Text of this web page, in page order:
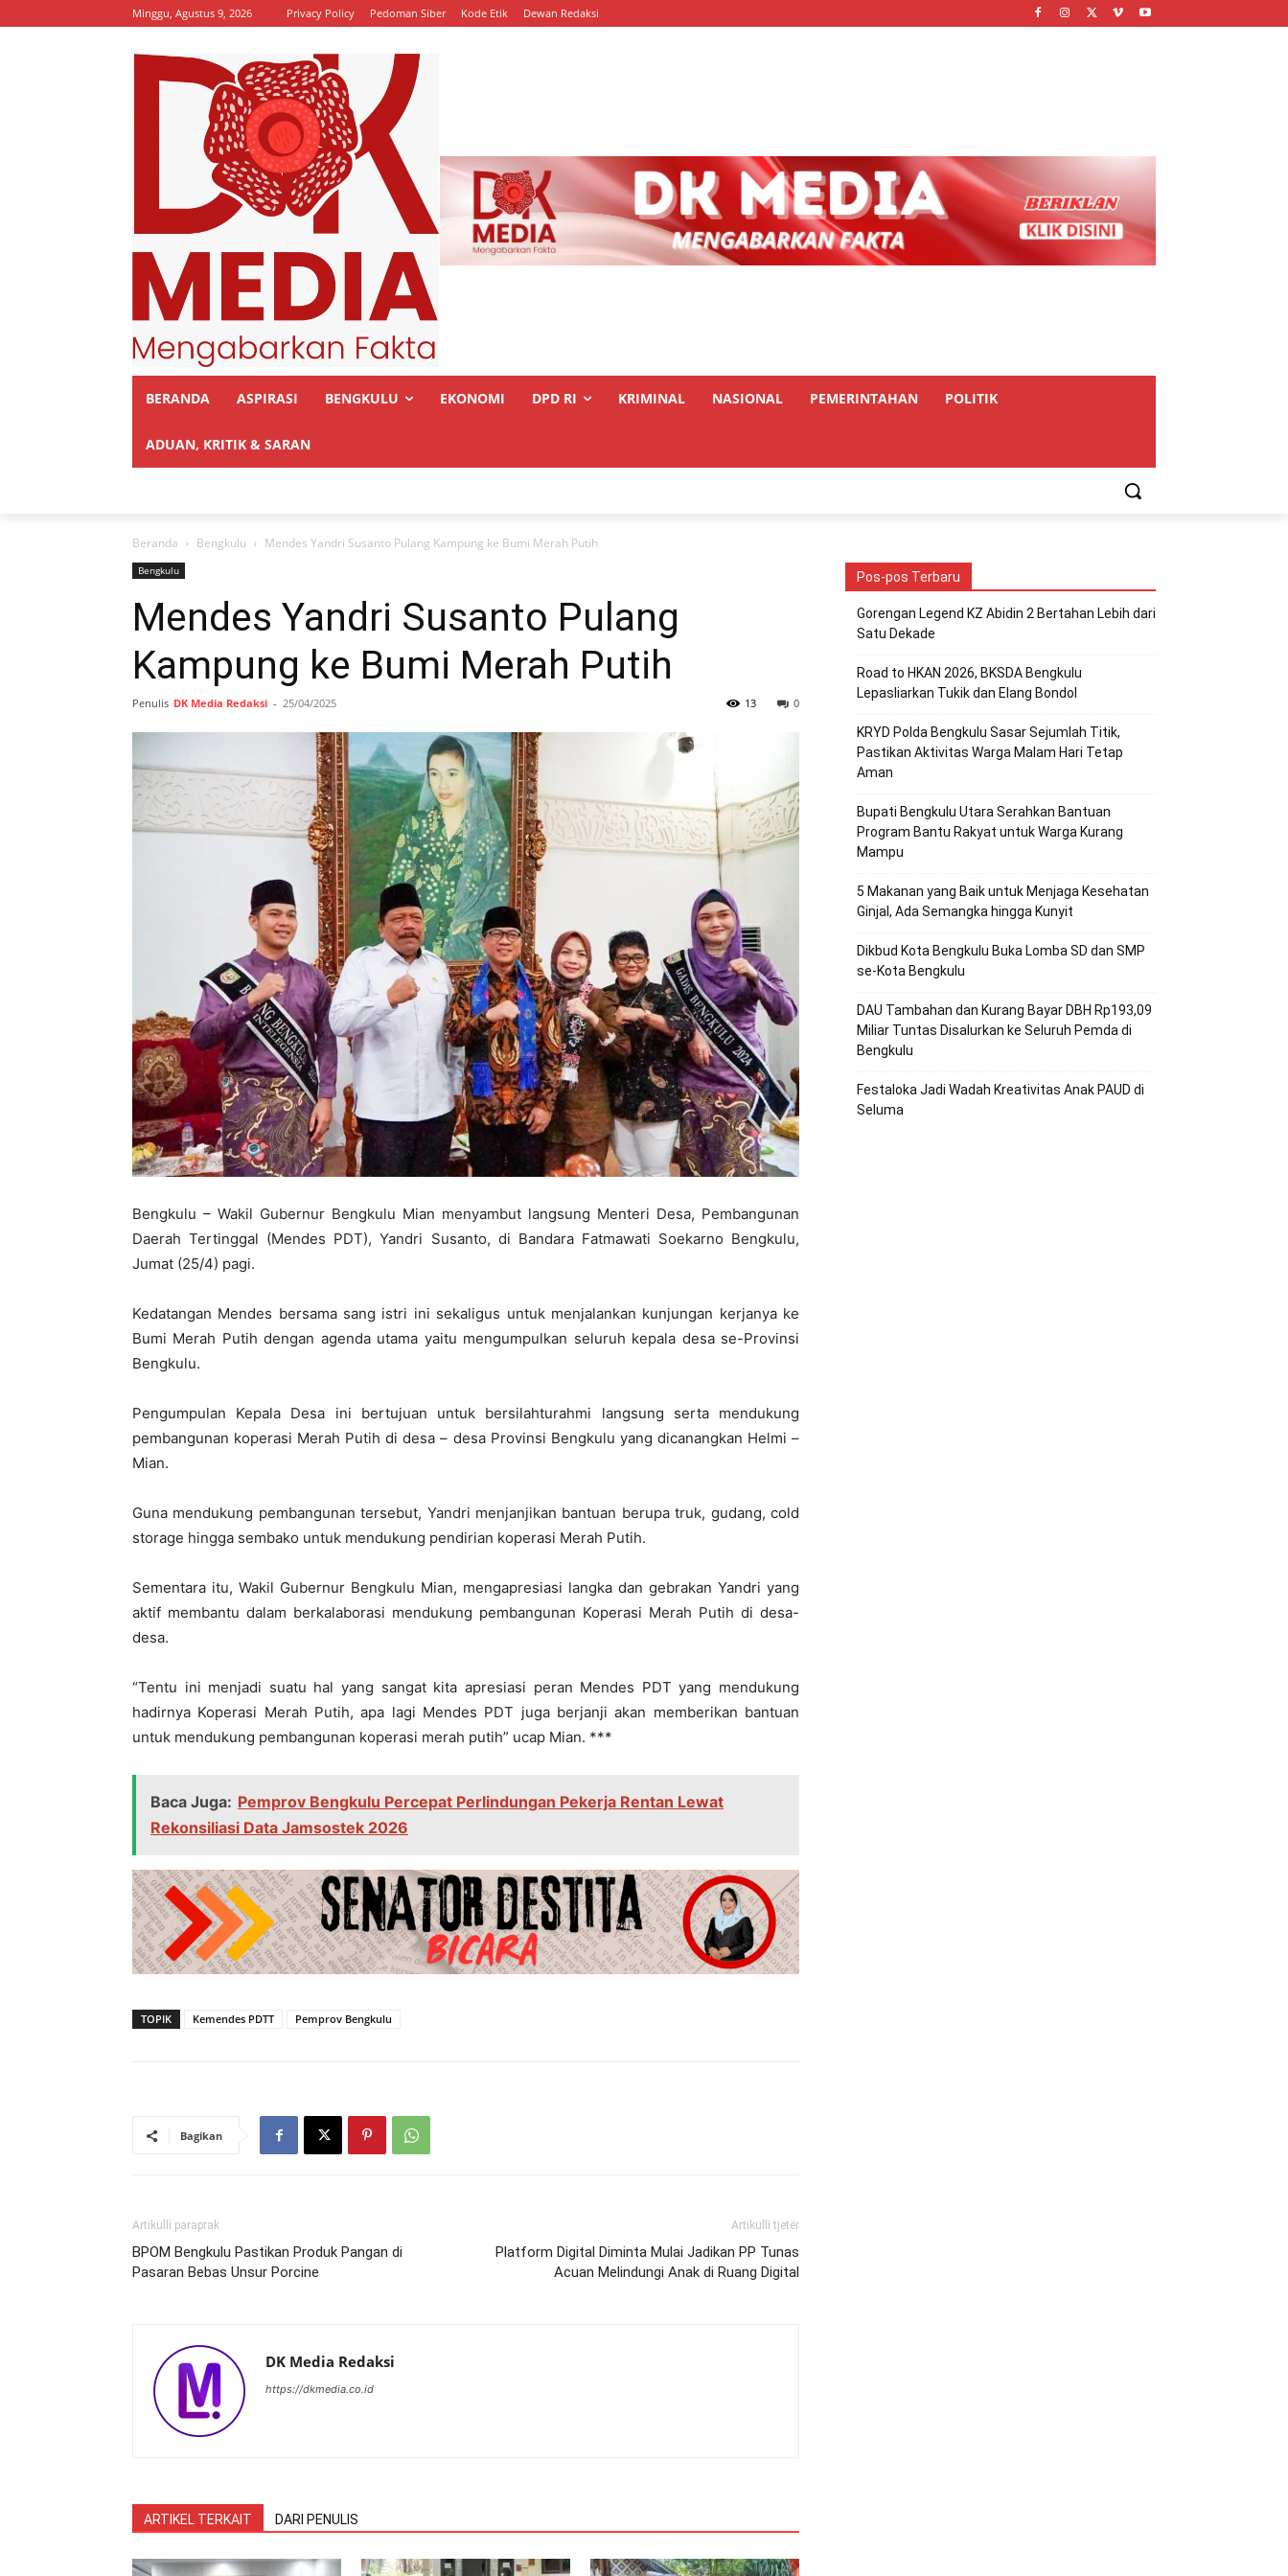
Minggu, Agustus 9, 2026 Privacy Policy Pedoman Siber Kode Etik Dewan Redaksi
BERANDA ASPIRASI BENGKULU EKONOMI DPD RI KRIMINAL NASIONAL PEMERINTAHAN POLITIK
ADUAN, KRITIK & SARAN
Beranda Bengkulu Mendes Yandri Susanto Pulang Kampung ke Bumi Merah Putih
Bengkulu
Mendes Yandri Susanto Pulang
Kampung ke Bumi Merah Putih
Penulis DK Media Redaksi - 25/04/2025 0
13
Bengkulu – Wakil Gubernur Bengkulu Mian menyambut langsung Menteri Desa, Pembangunan
Daerah Tertinggal (Mendes PDT), Yandri Susanto, di Bandara Fatmawati Soekarno Bengkulu,
Jumat (25/4) pagi.
Kedatangan Mendes bersama sang istri ini sekaligus untuk menjalankan kunjungan kerjanya ke
Bumi Merah Putih dengan agenda utama yaitu mengumpulkan seluruh kepala desa se-Provinsi
Bengkulu.
Pengumpulan Kepala Desa ini bertujuan untuk bersilahturahmi langsung serta mendukung
pembangunan koperasi Merah Putih di desa – desa Provinsi Bengkulu yang dicanangkan Helmi –
Mian.
Guna mendukung pembangunan tersebut, Yandri menjanjikan bantuan berupa truk, gudang, cold
storage hingga sembako untuk mendukung pendirian koperasi Merah Putih.
Sementara itu, Wakil Gubernur Bengkulu Mian, mengapresiasi langka dan gebrakan Yandri yang
aktif membantu dalam berkalaborasi mendukung pembangunan Koperasi Merah Putih di desa-
desa.
“Tentu ini menjadi suatu hal yang sangat kita apresiasi peran Mendes PDT yang mendukung
hadirnya Koperasi Merah Putih, apa lagi Mendes PDT juga berjanji akan memberikan bantuan
untuk mendukung pembangunan koperasi merah putih” ucap Mian. ***
Baca Juga: Pemprov Bengkulu Percepat Perlindungan Pekerja Rentan Lewat
Rekonsiliasi Data Jamsostek 2026
TOPIK Kemendes PDTT Pemprov Bengkulu
Bagikan
Artikulli paraprak
BPOM Bengkulu Pastikan Produk Pangan di
Pasaran Bebas Unsur Porcine
Artikulli tjetër
Platform Digital Diminta Mulai Jadikan PP Tunas
Acuan Melindungi Anak di Ruang Digital
DK Media Redaksi
https://dkmedia.co.id
ARTIKEL TERKAIT DARI PENULIS
Pos-pos Terbaru
Gorengan Legend KZ Abidin 2 Bertahan Lebih dari
Satu Dekade
Road to HKAN 2026, BKSDA Bengkulu
Lepasliarkan Tukik dan Elang Bondol
KRYD Polda Bengkulu Sasar Sejumlah Titik,
Pastikan Aktivitas Warga Malam Hari Tetap
Aman
Bupati Bengkulu Utara Serahkan Bantuan
Program Bantu Rakyat untuk Warga Kurang
Mampu
5 Makanan yang Baik untuk Menjaga Kesehatan
Ginjal, Ada Semangka hingga Kunyit
Dikbud Kota Bengkulu Buka Lomba SD dan SMP
se-Kota Bengkulu
DAU Tambahan dan Kurang Bayar DBH Rp193,09
Miliar Tuntas Disalurkan ke Seluruh Pemda di
Bengkulu
Festaloka Jadi Wadah Kreativitas Anak PAUD di
Seluma